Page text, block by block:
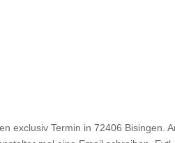
exclusiv Termin in 72406 Bisingen.